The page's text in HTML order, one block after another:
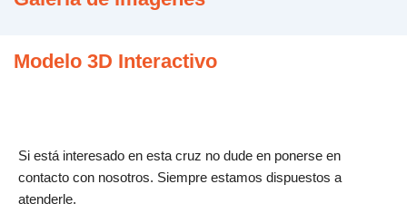
Modelo 3D Interactivo
Si está interesado en esta cruz no dude en ponerse en
contacto con nosotros. Siempre estamos dispuestos a
atenderle.